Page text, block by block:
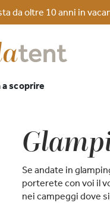
da oltre 10 anni in
a scoprire
Se andate in
porterete con voi il
nei campeggi dove